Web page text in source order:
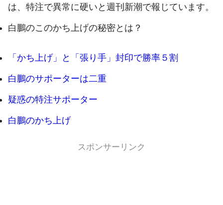
は、特注で異常に硬いと週刊新潮で報じています。
白鵬のこのかち上げの秘密とは？
「かち上げ」と「張り手」封印で勝率５割
白鵬のサポーターは二重
疑惑の特注サポーター
白鵬のかち上げ
スポンサーリンク